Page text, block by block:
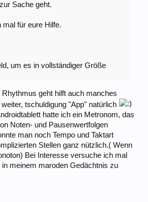
Sache geht.
für eure Hilfe.
um es in vollständiger Größe
geht hilft auch manches
tschuldigung "App" natürlich
hatte ich ein Metronom, das
Noten- und Pausenwertfolgen
man noch Tempo und Taktart
Stellen ganz nützlich.( Wenn
Bei Interesse versuche ich mal
meinem maroden Gedächtnis zu